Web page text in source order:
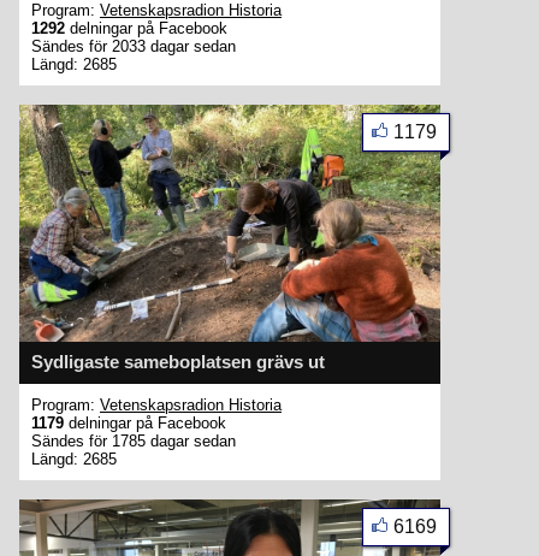
Program: Vetenskapsradion Historia
1292 delningar på Facebook
Sändes för 2033 dagar sedan
Längd: 2685
Sydligaste sameboplatsen grävs ut
1179
Program: Vetenskapsradion Historia
1179 delningar på Facebook
Sändes för 1785 dagar sedan
Längd: 2685
6169